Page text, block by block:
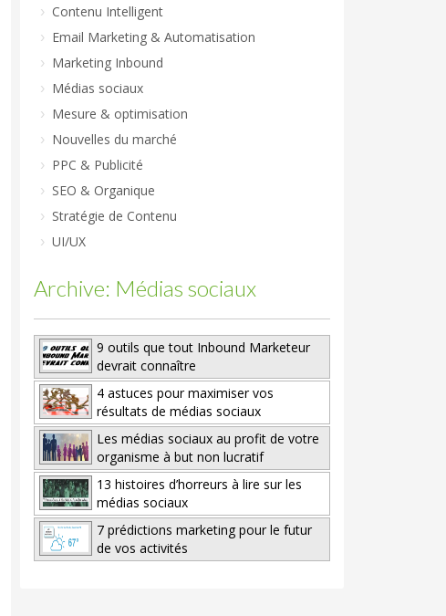
Contenu Intelligent
Email Marketing & Automatisation
Marketing Inbound
Médias sociaux
Mesure & optimisation
Nouvelles du marché
PPC & Publicité
SEO & Organique
Stratégie de Contenu
UI/UX
Archive: Médias sociaux
9 outils que tout Inbound Marketeur
devrait connaître
4 astuces pour maximiser vos
résultats de médias sociaux
Les médias sociaux au profit de votre
organisme à but non lucratif
13 histoires d’horreurs à lire sur les
médias sociaux
7 prédictions marketing pour le futur
de vos activités